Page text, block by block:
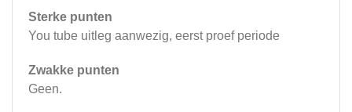
Sterke punten
You tube uitleg aanwezig, eerst proef periode
Zwakke punten
Geen.